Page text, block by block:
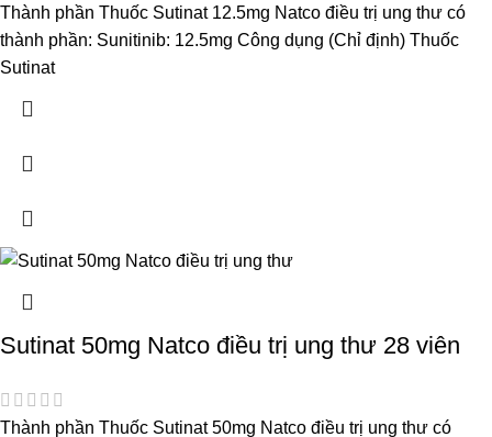
Thành phần Thuốc Sutinat 12.5mg Natco điều trị ung thư có
thành phần: Sunitinib: 12.5mg Công dụng (Chỉ định) Thuốc
Sutinat
Sutinat 50mg Natco điều trị ung thư 28 viên
Thành phần Thuốc Sutinat 50mg Natco điều trị ung thư có